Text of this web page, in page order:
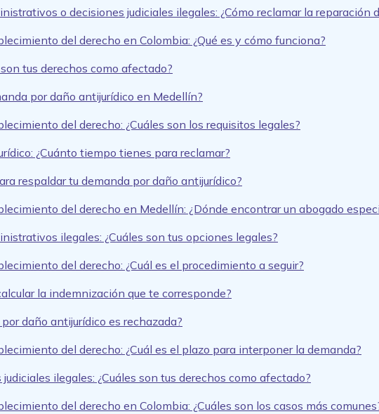
o decisiones judiciales ilegales: ¿Cómo reclamar la reparación
del derecho en Colombia: ¿Qué es y cómo funciona?
tus derechos como afectado?
por daño antijurídico en Medellín?
del derecho: ¿Cuáles son los requisitos legales?
¿Cuánto tiempo tienes para reclamar?
respaldar tu demanda por daño antijurídico?
del derecho en Medellín: ¿Dónde encontrar un abogado
ilegales: ¿Cuáles son tus opciones legales?
del derecho: ¿Cuál es el procedimiento a seguir?
la indemnización que te corresponde?
daño antijurídico es rechazada?
del derecho: ¿Cuál es el plazo para interponer la demanda?
ilegales: ¿Cuáles son tus derechos como afectado?
del derecho en Colombia: ¿Cuáles son los casos más